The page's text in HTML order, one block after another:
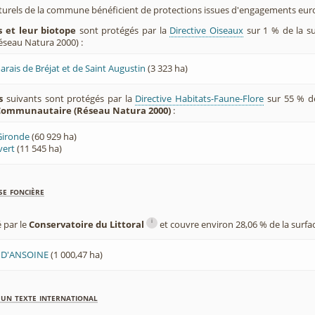
de la commune bénéficient de protections issues d'engagements
et leur biotope sont protégés par la Directive Oiseaux sur 1 % de la
Natura 2000) :
de Bréjat et de Saint Augustin (3 323 ha)
suivants sont protégés par la Directive Habitats-Faune-Flore sur 55 %
(Réseau Natura 2000) :
(60 929 ha)
(11 545 ha)
foncière
par leConservatoire du Littoral i et couvre environ 28,06 % de la
(1 000,47 ha)
texte international